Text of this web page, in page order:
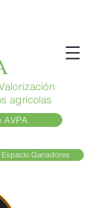
agrícolas
AVPA
Espacio Ganadores